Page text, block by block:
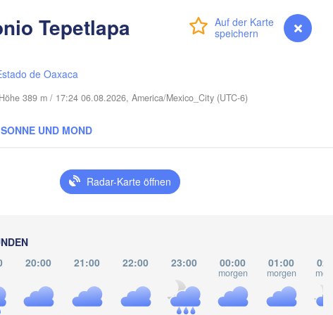
Anmelden Premium myVentusky Vorhersage
Tepetlapa
de Oaxaca
389 m / 17:24 06.08.2026, America/Mexico_City (UTC-6)
SONNE UND MOND
Radar-Karte öffnen
20:00 21:00 22:00 23:00 00:00
morgen
01:00
morgen
Miami